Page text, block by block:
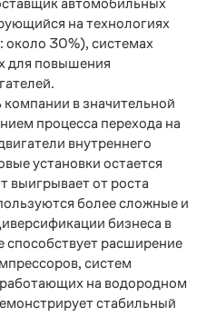
на технологиях
около 30%), системах
для повышения
в значительной
процесса перехода на
внутреннего
установки остается
выигрывает от роста
более сложные и
бизнеса в
способствует расширение
систем
на водородном
стабильный